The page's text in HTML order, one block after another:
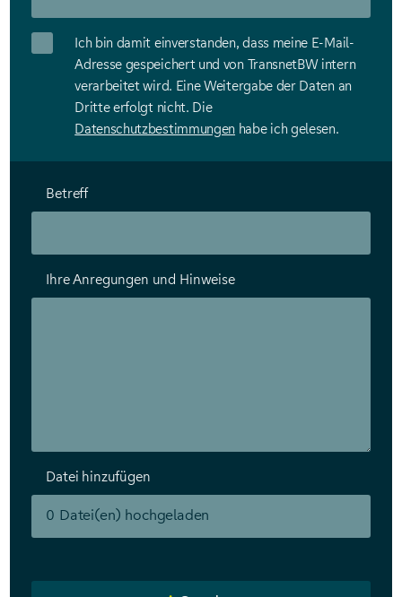
Ich bin damit einverstanden, dass meine E-Mail-
Adresse gespeichert und von TransnetBW intern
verarbeitet wird. Eine Weitergabe der Daten an
Dritte erfolgt nicht. Die
Datenschutzbestimmungen habe ich gelesen.
Betreff
Ihre Anregungen und Hinweise
Datei hinzufügen
0 Datei(en) hochgeladen